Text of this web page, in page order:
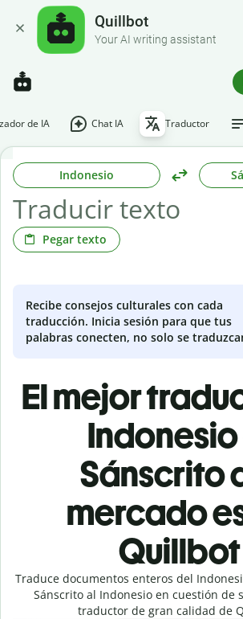
Quillbot
Your AI writing assistant
de IA Chat IA Traductor
Indonesio
Pegar texto
Recibe consejos culturales con cada
traducción. Inicia sesión para que tus
palabras conecten, no solo se
El mejor
Sánscrito
mercado
Quillbot
Traduce documentos enteros del
Sánscrito al Indonesio en cuestión de
traductor de gran calidad de